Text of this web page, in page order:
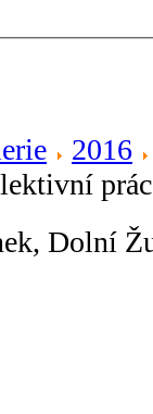
2016
Dolní